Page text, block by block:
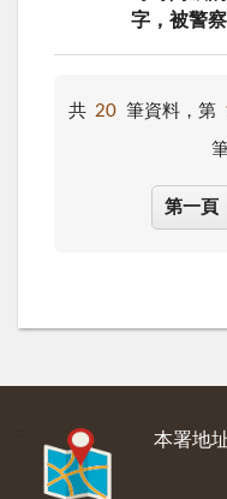
字，被警
共 20 筆資料，第
第一頁
本署地